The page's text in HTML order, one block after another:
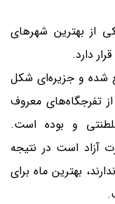
از بهترین شهرهای
دارد.
شده و جزیره‌ای شکل
از تفرجگاه‌های معروف
و بوده است.
آزاد است در نتیجه
به ویزا ندارند، بهترین ماه برای